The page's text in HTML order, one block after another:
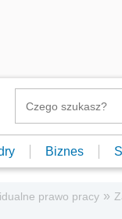
Biznes
prawo pracy »